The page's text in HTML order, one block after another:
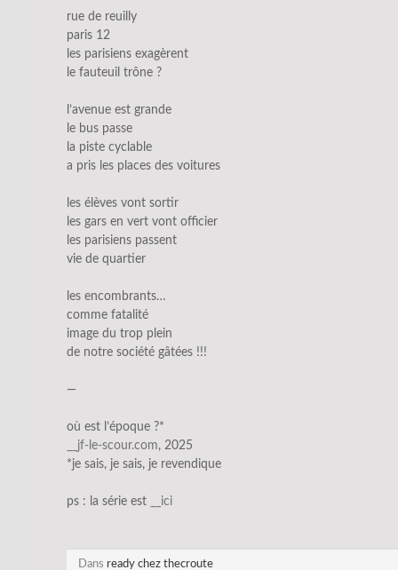
rue de reuilly
paris 12
les parisiens exagèrent
le fauteuil trône ?
l’avenue est grande
le bus passe
la piste cyclable
a pris les places des voitures
les élèves vont sortir
les gars en vert vont officier
les parisiens passent
vie de quartier
les encombrants…
comme fatalité
image du trop plein
de notre société gâtées !!!
—
où est l’époque ?*
__jf-le-scour.com, 2025
*je sais, je sais, je revendique
ps : la série est __ici
Dans ready chez thecroute